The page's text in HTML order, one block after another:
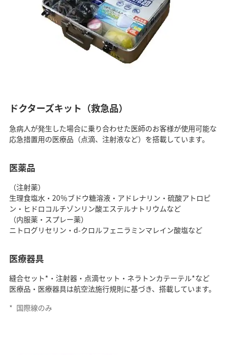
ドクターズキット（救急品）
急病人が発生した場合に乗り合わせた医師のお客様が使用可能な
応急措置用の医療品（点滴、注射液など）を搭載しています。
医薬品
（注射薬）
生理食塩水・20％ブドウ糖溶液・アドレナリン・硫酸アトロピ
ン・ヒドロコルチゾンリン酸エステルナトリウムなど
（内服薬・スプレー薬）
ニトログリセリン・d-クロルフェニラミンマレイン酸塩など
医療器具
縫合セット*・注射器・点滴セット・ネラトンカテーテル*など
医療品・医療器具は航空法施行規則に基づき、搭載しています。
* 国際線のみ